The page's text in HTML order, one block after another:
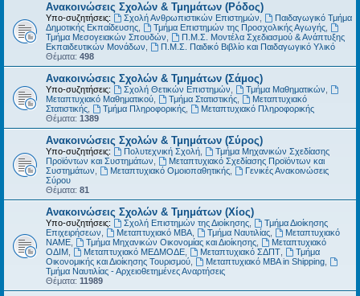
Ανακοινώσεις Σχολών & Τμημάτων (Ρόδος)
Υπο-συζητήσεις: Σχολή Ανθρωπιστικών Επιστημών
Παιδαγωγικό Τμήμα
Δημοτικής Εκπαίδευσης
Τμήμα Επιστημών της Προσχολικής Αγωγής,
Τμήμα Μεσογειακών Σπουδών
Π.Μ.Σ. Μοντέλα Σχεδιασμού & Ανάπτυξης
Εκπαιδευτικών Μονάδων
Π.Μ.Σ. Παιδικό Βιβλίο και Παιδαγωγικό Υλικό
Θέματα: 498
Ανακοινώσεις Σχολών & Τμημάτων (Σάμος)
Υπο-συζητήσεις: Σχολή Θετικών Επιστημών Τμήμα Μαθηματικών
Μεταπτυχιακό Μαθηματικού
Τμήμα Στατιστικής,
Μεταπτυχιακό
Στατιστικής
Τμήμα Πληροφορικής,
Μεταπτυχιακό Πληροφορικής
Θέματα: 1389
Ανακοινώσεις Σχολών & Τμημάτων (Σύρος)
Υπο-συζητήσεις: Πολυτεχνική Σχολή,
Τμήμα Μηχανικών Σχεδίασης
Προϊόντων και Συστημάτων
Μεταπτυχιακό Σχεδίασης Προϊόντων και
Συστημάτων
Μεταπτυχιακό Ομοιοπαθητικής,
Γενικές Ανακοινώσεις
Σύρου
Θέματα: 81
Ανακοινώσεις Σχολών & Τμημάτων (Χίος)
Υπο-συζητήσεις: Σχολή Επιστημών της Διοίκησης,
Τμήμα Διοίκησης
Επιχειρήσεων
Μεταπτυχιακό MBA, Τμήμα Ναυτιλίας,
Μεταπτυχιακό
ΝΑΜΕ
Τμήμα Μηχανικών Οικονομίας και Διοίκησης,
Μεταπτυχιακό
ΟΔΙΜ
Μεταπτυχιακό ΜΕΔΜΟΔΕ, Μεταπτυχιακό ΣΔΠΤ,
Τμήμα
Οικονομικής και Διοίκησης Τουρισμού
Μεταπτυχιακό MBA in Shipping,
Τμήμα Ναυτιλίας - Αρχειοθετημένες Αναρτήσεις
Θέματα: 11989